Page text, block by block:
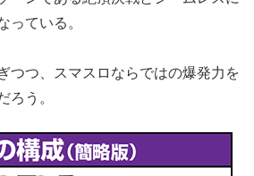
っている。
つつ、スマスロならではの爆発力を
ろう。